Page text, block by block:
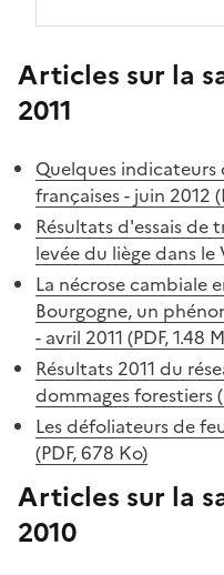
Articles sur la
2011
Quelques indicateurs
françaises - juin 2012
Résultats d'essais de
levée du liège dans le
La nécrose cambiale
Bourgogne, un
- avril 2011 (PDF, 1.48
Résultats 2011 du
dommages forestiers
Les défoliateurs de
(PDF, 678 Ko)
Articles sur la
2010